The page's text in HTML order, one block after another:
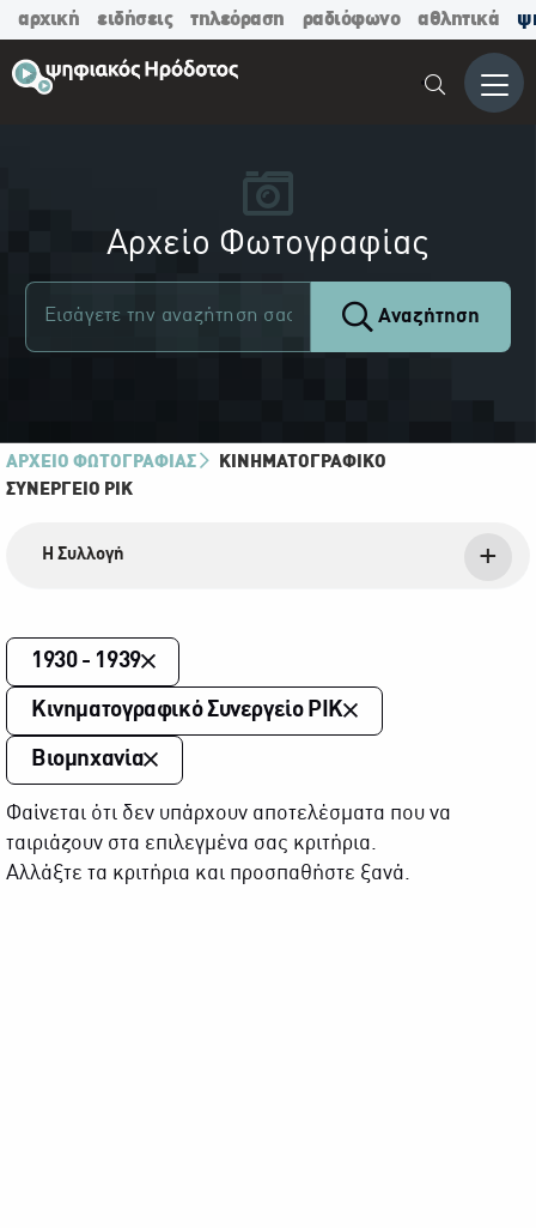
αρχική ειδήσεις τηλεόραση ραδιόφωνο αθλητικά
Μενού
Αρχείο Φωτογραφίας
Αναζήτηση
ΑΡΧΕΙΟ ΦΩΤΟΓΡΑΦΙΑΣ
ΚΙΝΗΜΑΤΟΓΡΑΦΙΚΌ
ΣΥΝΕΡΓΕΊΟ ΡΙΚ
Η Συλλογή
1930 - 1939
Κινηματογραφικό Συνεργείο ΡΙΚ
Βιομηχανία
Φαίνεται ότι δεν υπάρχουν αποτελέσματα που να
ταιριάζουν στα επιλεγμένα σας κριτήρια.
Αλλάξτε τα κριτήρια και προσπαθήστε ξανά.